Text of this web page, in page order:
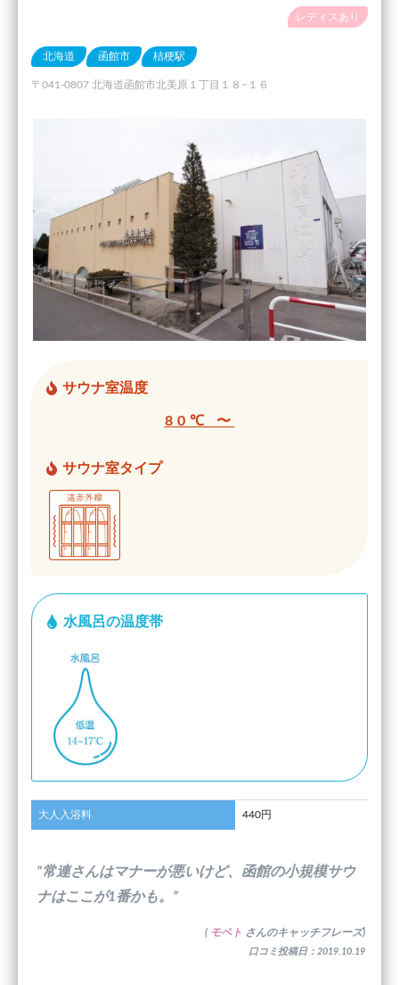
レディスあり
北海道 函館市 桔梗駅
〒041-0807 北海道函館市北美原１丁目１８−１６
サウナ室温度
80℃ 〜
サウナ室タイプ
水風呂の温度帯
大人入浴料 440円
”常連さんはマナーが悪いけど、函館の小規模サウ
ナはここが1番かも。”
( モペト さんのキャッチフレーズ)
口コミ投稿日：2019.10.19